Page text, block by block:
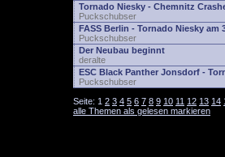
Tornado Niesky - Chemnitz
Puckschubser
FASS Berlin - Tornado Niesky am
Puckschubser
Der Neubau beginnt
deralte
ESC Black Panther Jonsdorf -
Puckschubser
Seite: 1 2 3 4 5 6 7 8 9 10 11 12 13 14
alle Themen als gelesen markieren